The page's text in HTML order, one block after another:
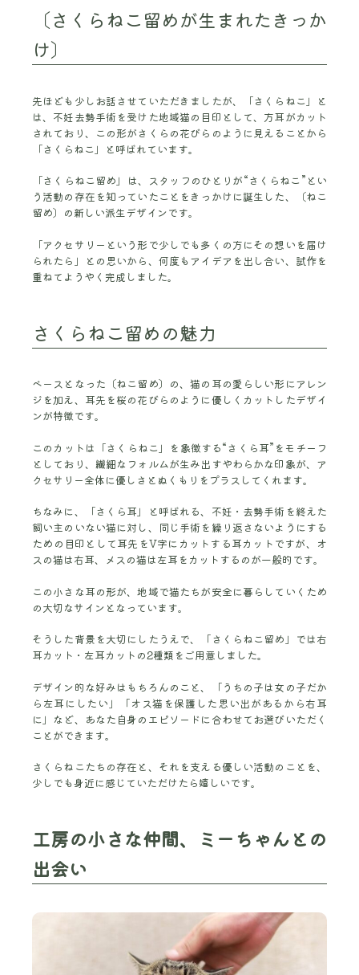
〔さくらねこ留めが生まれたきっか
け〕
先ほども少しお話させていただきましたが、「さくらねこ」と
は、不妊去勢手術を受けた地域猫の目印として、方耳がカット
されており、この形がさくらの花びらのように見えることから
「さくらねこ」と呼ばれています。
「さくらねこ留め」は、スタッフのひとりが“さくらねこ”とい
う活動の存在を知っていたことをきっかけに誕生した、〔ねこ
留め〕の新しい派生デザインです。
「アクセサリーという形で少しでも多くの方にその想いを届け
られたら」との思いから、何度もアイデアを出し合い、試作を
重ねてようやく完成しました。
さくらねこ留めの魅力
ベースとなった〔ねこ留め〕の、猫の耳の愛らしい形にアレン
ジを加え、耳先を桜の花びらのように優しくカットしたデザイ
ンが特徴です。
このカットは「さくらねこ」を象徴する“さくら耳”をモチーフ
としており、繊細なフォルムが生み出すやわらかな印象が、ア
クセサリー全体に優しさとぬくもりをプラスしてくれます。
ちなみに、「さくら耳」と呼ばれる、不妊・去勢手術を終えた
飼い主のいない猫に対し、同じ手術を繰り返さないようにする
ための目印として耳先をV字にカットする耳カットですが、オ
スの猫は右耳、メスの猫は左耳をカットするのが一般的です。
この小さな耳の形が、地域で猫たちが安全に暮らしていくため
の大切なサインとなっています。
そうした背景を大切にしたうえで、「さくらねこ留め」では右
耳カット・左耳カットの2種類をご用意しました。
デザイン的な好みはもちろんのこと、「うちの子は女の子だか
ら左耳にしたい」「オス猫を保護した思い出があるから右耳
に」など、あなた自身のエピソードに合わせてお選びいただく
ことができます。
さくらねこたちの存在と、それを支える優しい活動のことを、
少しでも身近に感じていただけたら嬉しいです。
工房の小さな仲間、ミーちゃんとの
出会い